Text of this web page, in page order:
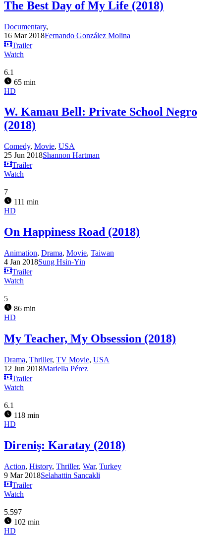
The Best Day of My Life (2018)
Documentary,
16 Mar 2018Fernando González Molina
Trailer
Watch
6.1
65 min
HD
W. Kamau Bell: Private School Negro
(2018)
Comedy, Movie, USA
25 Jun 2018Shannon Hartman
Trailer
Watch
7
111 min
HD
On Happiness Road (2018)
Animation, Drama, Movie, Taiwan
4 Jan 2018Sung Hsin-Yin
Trailer
Watch
5
86 min
HD
My Teacher, My Obsession (2018)
Drama, Thriller, TV Movie, USA
12 Jun 2018Mariella Pérez
Trailer
Watch
6.1
118 min
HD
Direniş: Karatay (2018)
Action, History, Thriller, War, Turkey
9 Mar 2018Selahattin Sancakli
Trailer
Watch
5.597
102 min
HD